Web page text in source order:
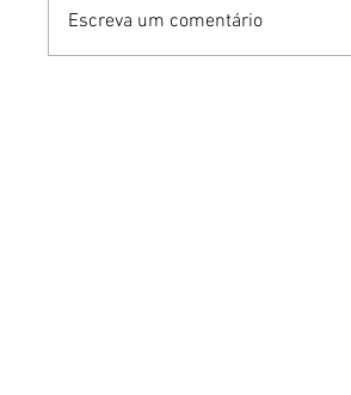
Escreva um comentário